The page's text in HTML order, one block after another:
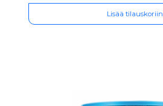
Lisää tilauskoriin